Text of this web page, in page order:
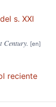
s. XXI
Century.
reciente